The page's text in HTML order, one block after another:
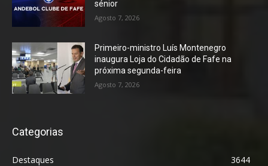
sénior
Agosto 7, 2026
Primeiro-ministro Luís Montenegro
inaugura Loja do Cidadão de Fafe na
próxima segunda-feira
Agosto 7, 2026
Categorias
Destaques
3644